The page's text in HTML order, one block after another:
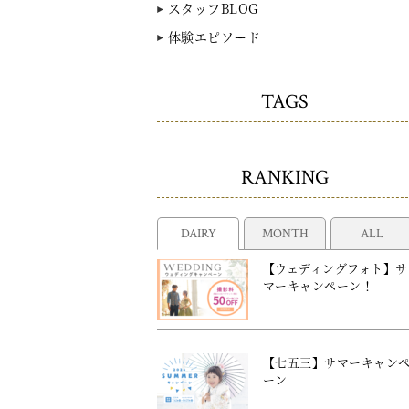
スタッフBLOG
体験エピソード
TAGS
RANKING
DAIRY MONTH ALL
【ウェディングフォト】サ
マーキャンペーン！
【七五三】サマーキャン
ーン